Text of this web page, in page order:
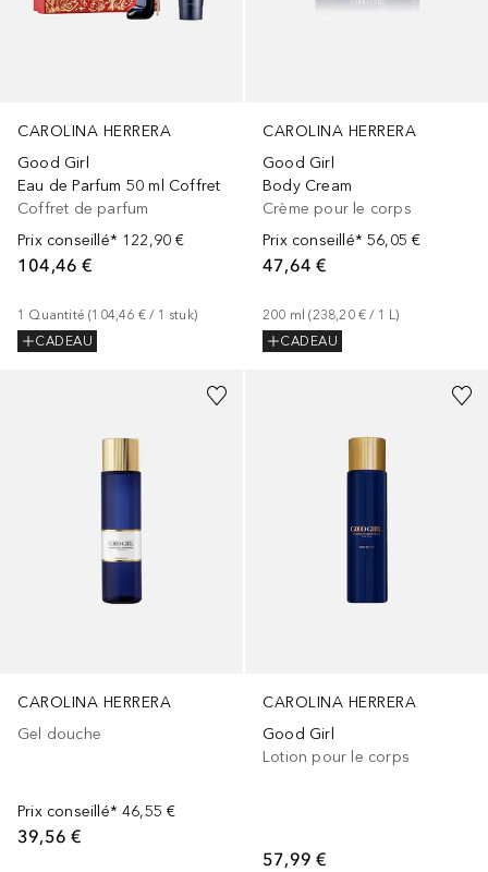
CAROLINA HERRERA
Good Girl
Eau de Parfum 50 ml Coffret
Coffret de parfum
Prix conseillé* 122,90 €
104,46 €
1 Quantité (104,46 € / 1 stuk)
CADEAU
CAROLINA HERRERA
Good Girl
Body Cream
Crème pour le corps
Prix conseillé* 56,05 €
47,64 €
200 ml (238,20 € / 1 L)
CADEAU
CAROLINA HERRERA
Gel douche
Prix conseillé* 46,55 €
39,56 €
CAROLINA HERRERA
Good Girl
Lotion pour le corps
57,99 €